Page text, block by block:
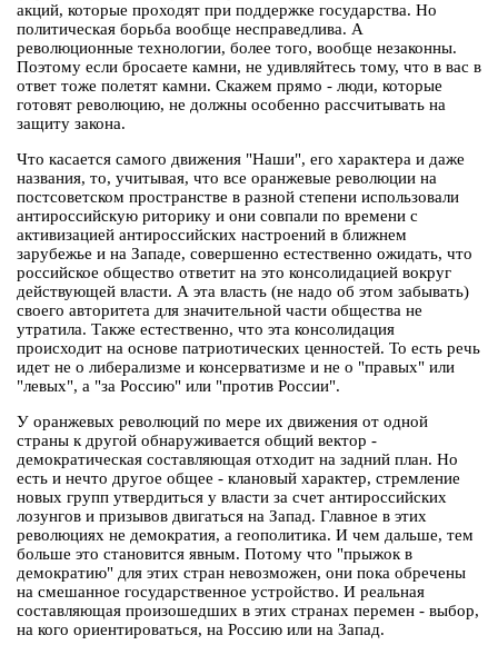
акций, которые проходят при поддержке государства. Но
политическая борьба вообще несправедлива. А
революционные технологии, более того, вообще незаконны.
Поэтому если бросаете камни, не удивляйтесь тому, что в вас в
ответ тоже полетят камни. Скажем прямо - люди, которые
готовят революцию, не должны особенно рассчитывать на
защиту закона.
Что касается самого движения "Наши", его характера и даже
названия, то, учитывая, что все оранжевые революции на
постсоветском пространстве в разной степени использовали
антироссийскую риторику и они совпали по времени с
активизацией антироссийских настроений в ближнем
зарубежье и на Западе, совершенно естественно ожидать, что
российское общество ответит на это консолидацией вокруг
действующей власти. А эта власть (не надо об этом забывать)
своего авторитета для значительной части общества не
утратила. Также естественно, что эта консолидация
происходит на основе патриотических ценностей. То есть речь
идет не о либерализме и консерватизме и не о "правых" или
"левых", а "за Россию" или "против России".
У оранжевых революций по мере их движения от одной
страны к другой обнаруживается общий вектор -
демократическая составляющая отходит на задний план. Но
есть и нечто другое общее - клановый характер, стремление
новых групп утвердиться у власти за счет антироссийских
лозунгов и призывов двигаться на Запад. Главное в этих
революциях не демократия, а геополитика. И чем дальше, тем
больше это становится явным. Потому что "прыжок в
демократию" для этих стран невозможен, они пока обречены
на смешанное государственное устройство. И реальная
составляющая произошедших в этих странах перемен - выбор,
на кого ориентироваться, на Россию или на Запад.